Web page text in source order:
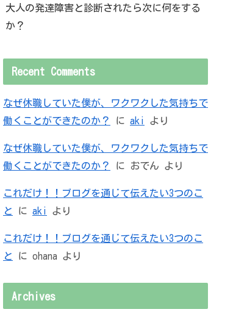
大人の発達障害と診断されたら次に何をする
か？
Recent Comments
なぜ休職していた僕が、ワクワクした気持ちで
働くことができたのか？
に aki より
なぜ休職していた僕が、ワクワクした気持ちで
働くことができたのか？
に おでん より
これだけ！！ブログを通じて伝えたい3つのこ
と
に aki より
これだけ！！ブログを通じて伝えたい3つのこ
と
に ohana より
Archives